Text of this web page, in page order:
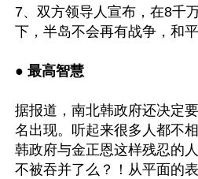
7、双方领导人宣布，在8千
下，半岛不会再有战争，和
● 最高智慧
据报道，南北韩政府还决定
名出现。听起来很多人都不
韩政府与金正恩这样残忍的
不被吞并了么？！从平面的